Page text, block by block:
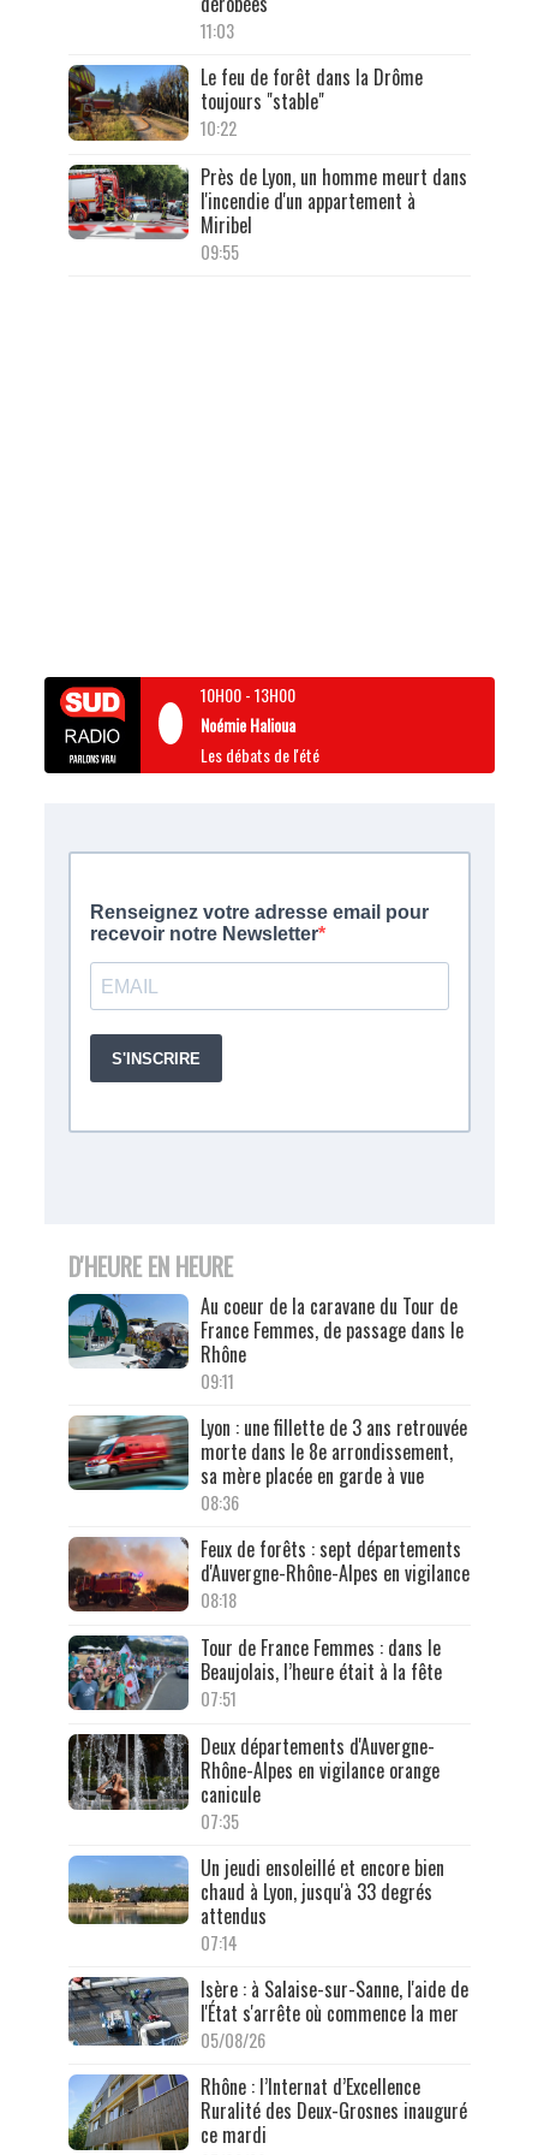
11:03
Le feu de forêt dans la Drôme
toujours "stable"
10:22
Près de Lyon, un homme meurt dans
l'incendie d'un appartement à
Miribel
09:55
10H00-13H00
Noémie Halioua
Les débats de l'été
D'HEURE EN HEURE
Au coeur de la caravane du Tour de
France Femmes, de passage dans le
Rhône
09:11
Lyon : une fillette de 3 ans retrouvée
morte dans le 8e arrondissement,
sa mère placée en garde à vue
08:36
Feux de forêts : sept départements
d'Auvergne-Rhône-Alpes en vigilance
08:18
Tour de France Femmes : dans le
Beaujolais, l’heure était à la fête
07:51
Deux départements d'Auvergne-
Rhône-Alpes en vigilance orange
canicule
07:35
Un jeudi ensoleillé et encore bien
chaud à Lyon, jusqu'à 33 degrés
attendus
07:14
Isère : à Salaise-sur-Sanne, l'aide de
l'État s'arrête où commence la mer
05/08/26
Rhône : l’Internat d’Excellence
Ruralité des Deux-Grosnes inauguré
ce mardi